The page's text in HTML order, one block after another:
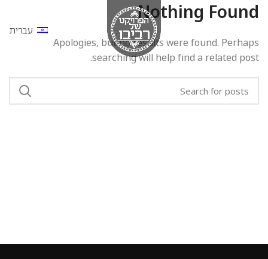
עברית
Nothing Found
Apologies, but no results were found. Perhaps
searching will help find a related post.